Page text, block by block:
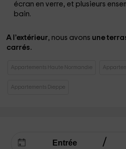
écran en verre, et plusieurs
bain.
A l’extérieur, nous avons une
carrés.
Appartements Haute Normandie
Appartements Dieppe